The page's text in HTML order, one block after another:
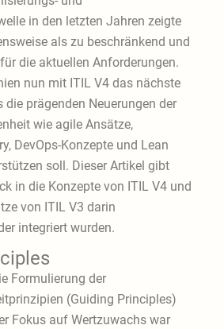
in den letzten Jahren zeigte
als zu beschränkend und
die aktuellen Anforderungen.
nun mit ITIL V4 das nächste
die prägenden Neuerungen der
wie agile Ansätze,
DevOps-Konzepte und Lean
soll. Dieser Artikel gibt
in die Konzepte von ITIL V4 und
von ITIL V3 darin
integriert wurden.
Formulierung der
(Guiding Principles)
Fokus auf Wertzuwachs war